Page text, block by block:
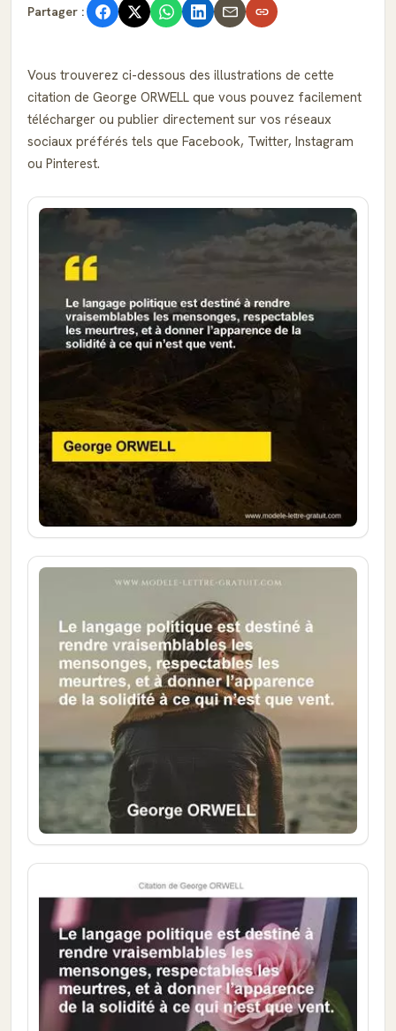
Partager :
Vous trouverez ci-dessous des illustrations de cette
citation de George ORWELL que vous pouvez facilement
télécharger ou publier directement sur vos réseaux
sociaux préférés tels que Facebook, Twitter, Instagram
ou Pinterest.